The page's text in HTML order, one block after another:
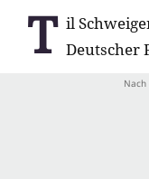
T il
Deutscher